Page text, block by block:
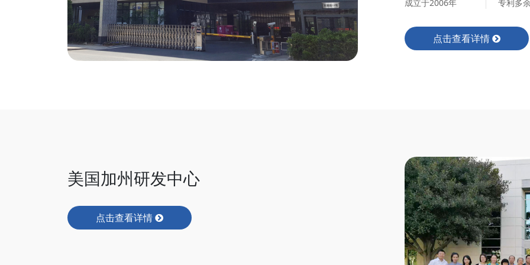
成立于2006年 专利多
点击查看详情
美国加州研发中心
点击查看详情